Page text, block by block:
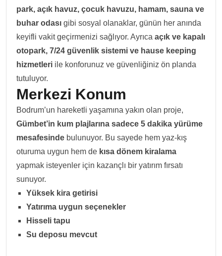
park, açık havuz, çocuk havuzu, hamam, sauna ve
buhar odası gibi sosyal olanaklar, günün her anında
keyifli vakit geçirmenizi sağlıyor. Ayrıca açık ve kapalı
otopark, 7/24 güvenlik sistemi ve hause keeping
hizmetleri ile konforunuz ve güvenliğiniz ön planda
tutuluyor.
Merkezi Konum
Bodrum’un hareketli yaşamına yakın olan proje,
Gümbet’in kum plajlarına sadece 5 dakika yürüme
mesafesinde bulunuyor. Bu sayede hem yaz-kış
oturuma uygun hem de kısa dönem kiralama
yapmak isteyenler için kazançlı bir yatırım fırsatı
sunuyor.
Yüksek kira getirisi
Yatırıma uygun seçenekler
Hisseli tapu
Su deposu mevcut